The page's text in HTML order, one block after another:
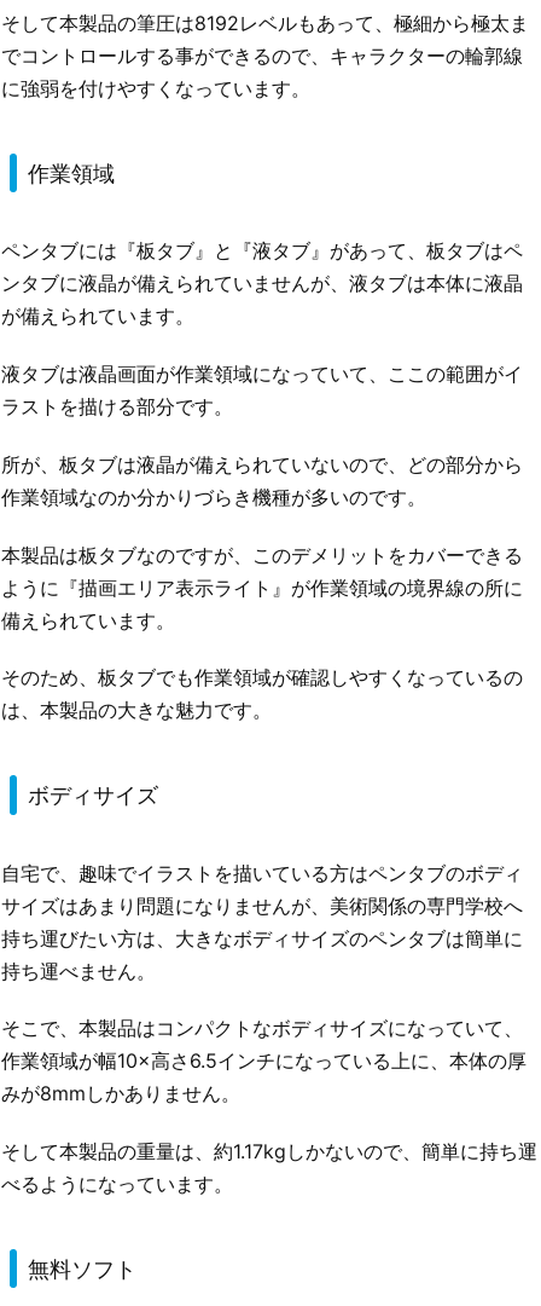
そして本製品の筆圧は8192レベルもあって、極細から極太ま
でコントロールする事ができるので、キャラクターの輪郭線
に強弱を付けやすくなっています。
作業領域
ペンタブには『板タブ』と『液タブ』があって、板タブはペ
ンタブに液晶が備えられていませんが、液タブは本体に液晶
が備えられています。
液タブは液晶画面が作業領域になっていて、ここの範囲がイ
ラストを描ける部分です。
所が、板タブは液晶が備えられていないので、どの部分から
作業領域なのか分かりづらき機種が多いのです。
本製品は板タブなのですが、このデメリットをカバーできる
ように『描画エリア表示ライト』が作業領域の境界線の所に
備えられています。
そのため、板タブでも作業領域が確認しやすくなっているの
は、本製品の大きな魅力です。
ボディサイズ
自宅で、趣味でイラストを描いている方はペンタブのボディ
サイズはあまり問題になりませんが、美術関係の専門学校へ
持ち運びたい方は、大きなボディサイズのペンタブは簡単に
持ち運べません。
そこで、本製品はコンパクトなボディサイズになっていて、
作業領域が幅10×高さ6.5インチになっている上に、本体の厚
みが8mmしかありません。
そして本製品の重量は、約1.17kgしかないので、簡単に持ち運
べるようになっています。
無料ソフト